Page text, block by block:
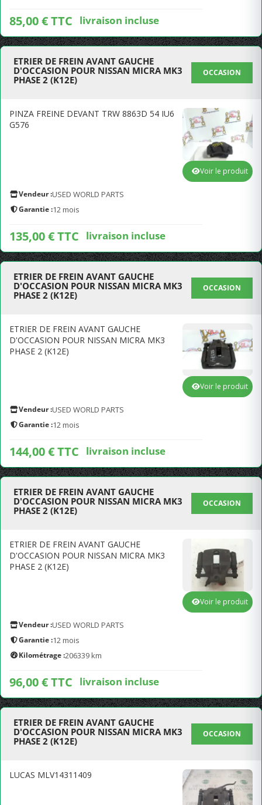
85,00 € TTC livraison incluse
ETRIER DE FREIN AVANT GAUCHE
D'OCCASION POUR NISSAN MICRA MK3
PHASE 2 (K12E)
OCCASION
PINZA FREINE DEVANT TRW 8863D 54 IU6
G576
Vendeur :USED WORLD PARTS
Garantie :12 mois
135,00 € TTC livraison incluse
Voir le produit
ETRIER DE FREIN AVANT GAUCHE
D'OCCASION POUR NISSAN MICRA MK3
PHASE 2 (K12E)
OCCASION
ETRIER DE FREIN AVANT GAUCHE
D'OCCASION POUR NISSAN MICRA MK3
PHASE 2 (K12E)
Vendeur :USED WORLD PARTS
Garantie :12 mois
144,00 € TTC livraison incluse
Voir le produit
ETRIER DE FREIN AVANT GAUCHE
D'OCCASION POUR NISSAN MICRA MK3
PHASE 2 (K12E)
OCCASION
ETRIER DE FREIN AVANT GAUCHE
D'OCCASION POUR NISSAN MICRA MK3
PHASE 2 (K12E)
Vendeur :USED WORLD PARTS
Garantie :12 mois
Kilométrage :206339 km
96,00 € TTC livraison incluse
Voir le produit
ETRIER DE FREIN AVANT GAUCHE
D'OCCASION POUR NISSAN MICRA MK3
PHASE 2 (K12E)
OCCASION
LUCAS MLV14311409